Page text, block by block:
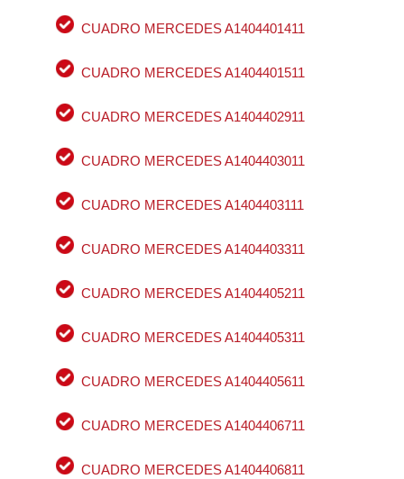
CUADRO MERCEDES A1404401411
CUADRO MERCEDES A1404401511
CUADRO MERCEDES A1404402911
CUADRO MERCEDES A1404403011
CUADRO MERCEDES A1404403111
CUADRO MERCEDES A1404403311
CUADRO MERCEDES A1404405211
CUADRO MERCEDES A1404405311
CUADRO MERCEDES A1404405611
CUADRO MERCEDES A1404406711
CUADRO MERCEDES A1404406811